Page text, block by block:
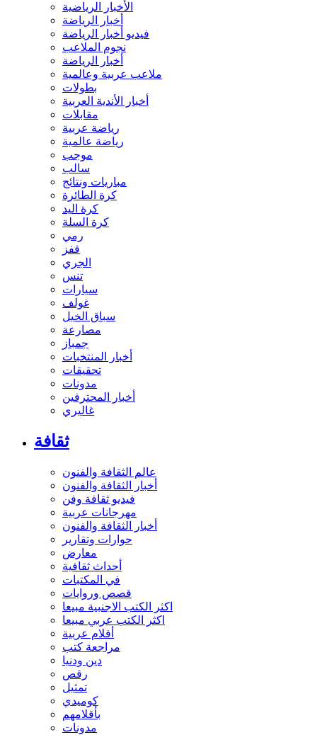
الأخبار الرياضية
أخبار الرياضة
فيديو أخبار الرياضة
نجوم الملاعب
أخبار الرياضة
ملاعب عربية وعالمية
بطولات
أخبار الأندية العربية
مقابلات
رياضة عربية
رياضة عالمية
موجب
سالب
مباريات ونتائج
كرة الطائرة
كرة اليد
كرة السلة
رمي
قفز
الجري
تنس
سيارات
غولف
سباق الخيل
مصارعة
جمباز
أخبار المنتخبات
تحقيقات
مدونات
أخبار المحترفين
غاليري
ثقافة
عالم الثقافة والفنون
أخبار الثقافة والفنون
فيديو ثقافة وفن
مهرجانات عربية
أخبار الثقافة والفنون
حوارات وتقارير
معارض
أحداث ثقافية
في المكتبات
قصص وروايات
اكثر الكتب الاجنبية مبيعا
اكثر الكتب عربي مبيعا
أفلام عربية
مراجعة كتب
دين ودنيا
رقص
تمثيل
كوميدي
بأقلامهم
مدونات